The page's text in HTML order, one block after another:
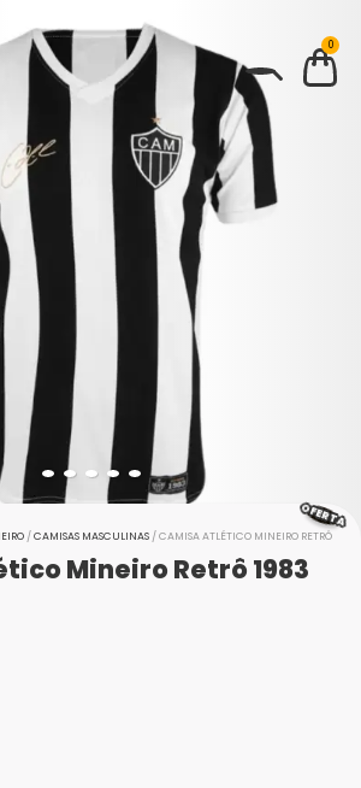
0
OFERTA
/CAMISAS MASCULINAS / CAMISA ATLÉTICO MINEIRO RETRÔ
Mineiro Retrô 1983